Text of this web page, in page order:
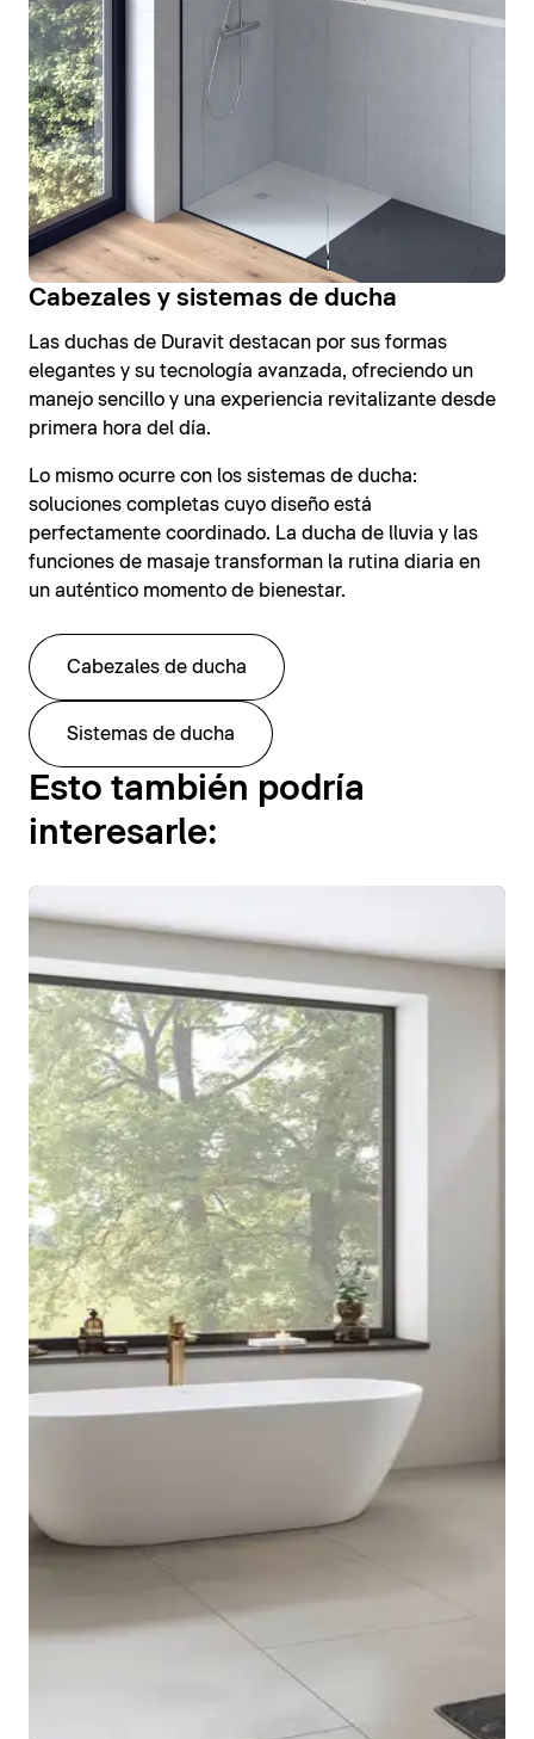
Cabezales y sistemas de ducha
Las duchas de Duravit destacan por sus formas
elegantes y su tecnología avanzada, ofreciendo un
manejo sencillo y una experiencia revitalizante desde
primera hora del día.
Lo mismo ocurre con los sistemas de ducha:
soluciones completas cuyo diseño está
perfectamente coordinado. La ducha de lluvia y las
funciones de masaje transforman la rutina diaria en
un auténtico momento de bienestar.
Cabezales de ducha
Sistemas de ducha
Esto también podría
interesarle: